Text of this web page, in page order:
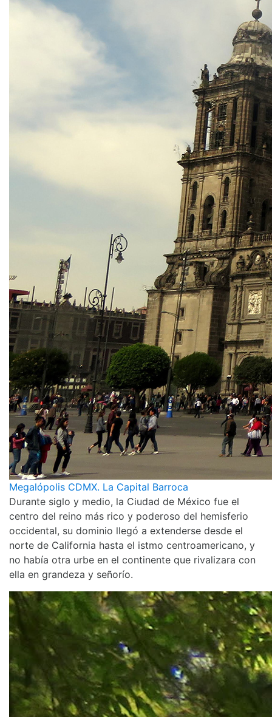
Megalópolis CDMX. La Capital Barroca
Durante siglo y medio, la Ciudad de México fue el
centro del reino más rico y poderoso del hemisferio
occidental, su dominio llegó a extenderse desde el
norte de California hasta el istmo centroamericano, y
no había otra urbe en el continente que rivalizara con
ella en grandeza y señorío.